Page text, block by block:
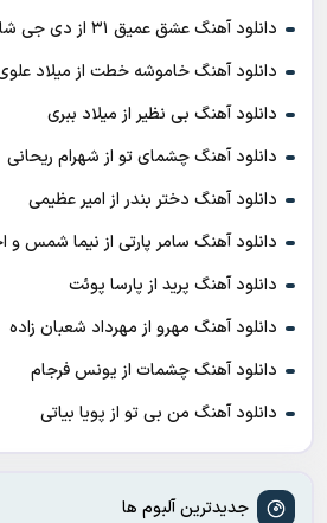
دانلود آهنگ عشق عمیق ۳۱ از دی جی شاهین
دانلود آهنگ خاموشه خطت از میلاد
دانلود آهنگ بی نظیر از میلاد ببری
دانلود آهنگ چشمای تو از شهرام ریحانی
دانلود آهنگ دختر بندر از امیر عظیمی
دانلود آهنگ سامر پارتی از نیما شمس و
دانلود آهنگ پرید از پارسا پوئت
دانلود آهنگ مهرو از مهرداد شعبان زاده
دانلود آهنگ چشمات از یونس فرجام
دانلود آهنگ من بی تو از پویا بیاتی
جدیدترین آلبوم ها